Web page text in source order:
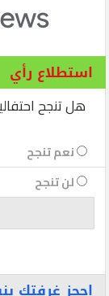
استطلاع رأي
هل تنجح
نعم تنجح
لن تنجح
احجز غرفتك